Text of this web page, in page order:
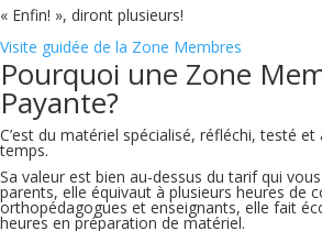
« Enfin! », diront plusieurs!
Visite guidée de la Zone Membres
Pourquoi une Zone
Payante?
C’est du matériel spécialisé, réfléchi, testé
temps.
Sa valeur est bien au-dessus du tarif qui
parents, elle équivaut à plusieurs heures de
orthopédagogues et enseignants, elle fait
heures en préparation de matériel.